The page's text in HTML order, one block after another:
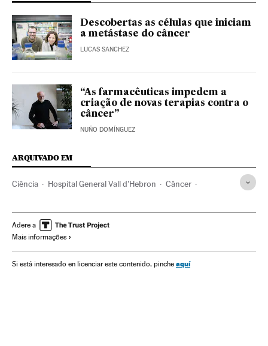
Descobertas as células que iniciam
a metástase do câncer
LUCAS SANCHEZ
“As farmacêuticas impedem a
criação de novas terapias contra o
câncer”
NUÑO DOMÍNGUEZ
ARQUIVADO EM
Ciência Hospital General Vall d'Hebron Câncer
Doenças Previdência Medicina
Adere a
Mais informações
Si está interesado en licenciar este contenido, pinche aquí